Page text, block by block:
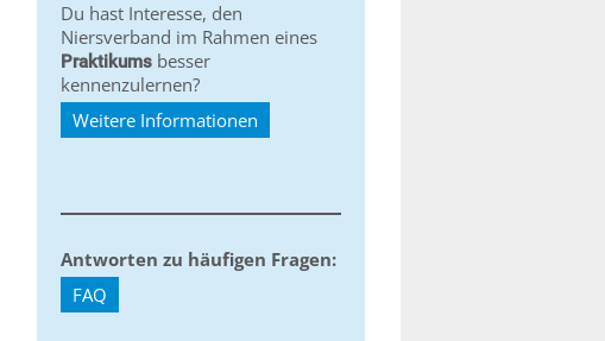
Du hast Interesse, den
Niersverband im Rahmen eines
Praktikums besser
kennenzulernen?
Weitere Informationen
Antworten zu häufigen Fragen:
FAQ